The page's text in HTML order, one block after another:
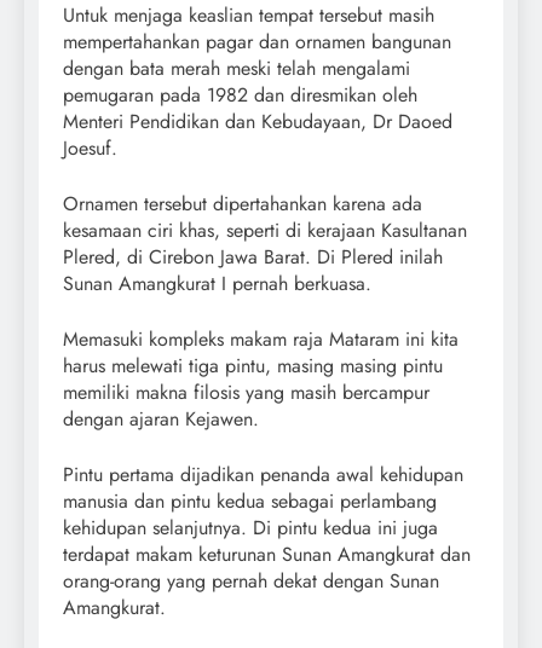
Untuk menjaga keaslian tempat tersebut masih
mempertahankan pagar dan ornamen bangunan
dengan bata merah meski telah mengalami
pemugaran pada 1982 dan diresmikan oleh
Menteri Pendidikan dan Kebudayaan, Dr Daoed
Joesuf.
Ornamen tersebut dipertahankan karena ada
kesamaan ciri khas, seperti di kerajaan Kasultanan
Plered, di Cirebon Jawa Barat. Di Plered inilah
Sunan Amangkurat I pernah berkuasa.
Memasuki kompleks makam raja Mataram ini kita
harus melewati tiga pintu, masing masing pintu
memiliki makna filosis yang masih bercampur
dengan ajaran Kejawen.
Pintu pertama dijadikan penanda awal kehidupan
manusia dan pintu kedua sebagai perlambang
kehidupan selanjutnya. Di pintu kedua ini juga
terdapat makam keturunan Sunan Amangkurat dan
orang-orang yang pernah dekat dengan Sunan
Amangkurat.